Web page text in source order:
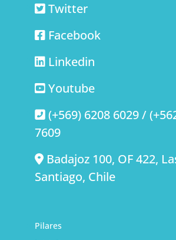
Twitter
Facebook
Linkedin
Youtube
(+569) 6208 6029 /
7609
Badajoz 100, OF 422,
Santiago, Chile
Pilares